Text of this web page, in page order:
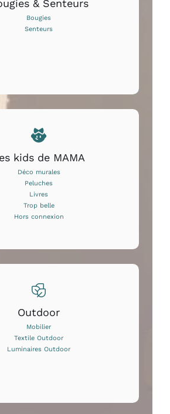
& Senteurs
Bougies
Senteurs
kids de MAMA
Déco murales
Peluches
Livres
Trop belle
Hors connexion
Outdoor
Mobilier
Textile Outdoor
Luminaires Outdoor